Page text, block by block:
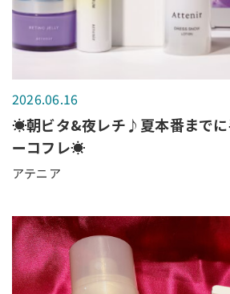
2026.06.16
☀️朝ビタ&夜レチ♪夏本番までに
ーコフレ☀️
アテニア